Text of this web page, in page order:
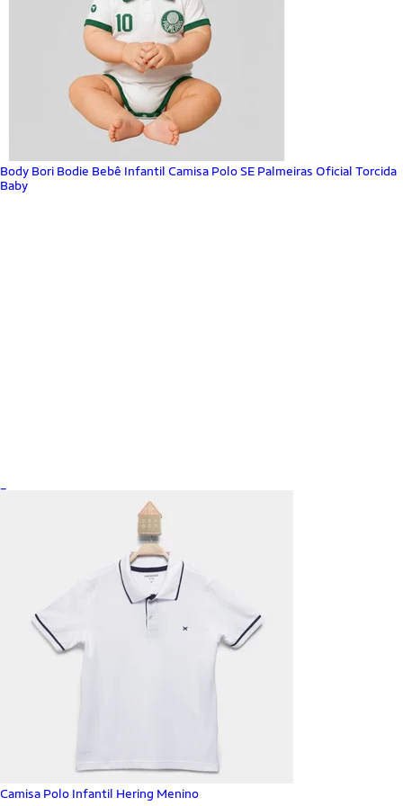
Body Bori Bodie Bebê Infantil Camisa Polo SE Palmeiras Oficial Torcida
Baby
Camisa Polo Infantil Hering Menino